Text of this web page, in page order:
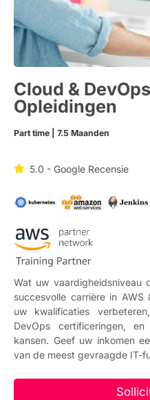
Cloud &
Opleidingen
Part time | 7.5 Maanden
5.0 - Google Recensie
Wat uw vaardigheidsniveau
succesvolle carrière in
uw kwalificaties
DevOps certificeringen,
kansen. Geef uw inkomen
van de meest gevraagde IT-